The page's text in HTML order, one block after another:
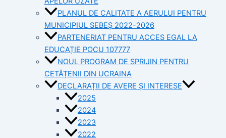
PLANUL DE CALITATE A AERULUI PENTRU
MUNICIPIUL SEBEȘ 2022-2026
PARTENERIAT PENTRU ACCES EGAL LA
EDUCAȚIE POCU 107777
NOUL PROGRAM DE SPRIJIN PENTRU
CETĂȚENII DIN UCRAINA
DECLARAȚII DE AVERE ȘI INTERESE
2025
2024
2023
2022